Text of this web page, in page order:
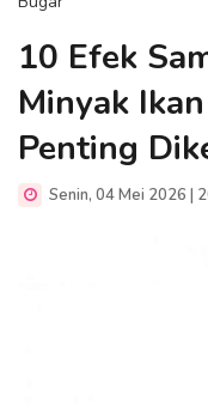
10 Efek
Minyak
Penting
Senin, 04 Mei 2026 |